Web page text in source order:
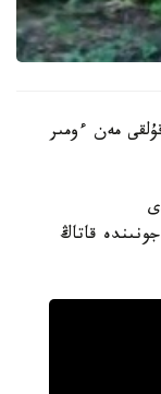
مەن ءومىر
قاتاڭ